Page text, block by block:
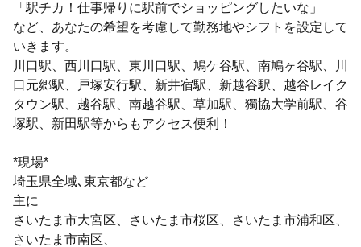
「駅チカ！仕事帰りに駅前でショッピングしたいな」
など、あなたの希望を考慮して勤務地やシフトを設定して
いきます。
川口駅、西川口駅、東川口駅、鳩ケ谷駅、南鳩ヶ谷駅、川
口元郷駅、戸塚安行駅、新井宿駅、新越谷駅、越谷レイク
タウン駅、越谷駅、南越谷駅、草加駅、獨協大学前駅、谷
塚駅、新田駅等からもアクセス便利！
*現場*
埼玉県全域､東京都など
主に
さいたま市大宮区、さいたま市桜区、さいたま市浦和区、
さいたま市南区、